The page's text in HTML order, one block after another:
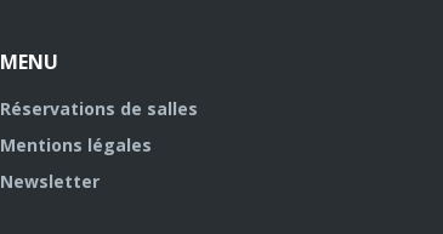
MENU
Réservations de salles
Mentions légales
Newsletter